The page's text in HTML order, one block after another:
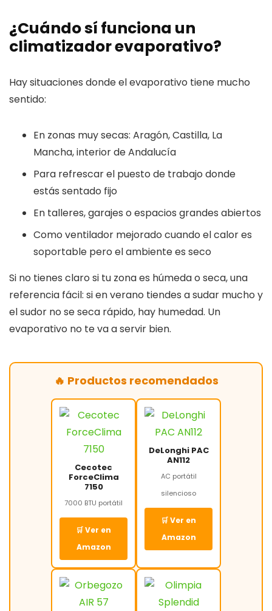
¿Cuándo sí funciona un
climatizador evaporativo?
Hay situaciones donde el evaporativo tiene mucho
sentido:
En zonas muy secas: Aragón, Castilla, La
Mancha, interior de Andalucía
Para refrescar el puesto de trabajo donde
estás sentado fijo
En talleres, garajes o espacios grandes abiertos
Como ventilador mejorado cuando el calor es
soportable pero el ambiente es seco
Si no tienes claro si tu zona es húmeda o seca, una
referencia fácil: si en verano tiendes a sudar mucho y
el sudor no se seca rápido, hay humedad. Un
evaporativo no te va a servir bien.
🔥 Productos recomendados
Cecotec
ForceClima
7150
7000 BTU portátil
🛒 Ver en
Amazon
DeLonghi PAC
AN112
AC portátil
silencioso
🛒 Ver en
Amazon